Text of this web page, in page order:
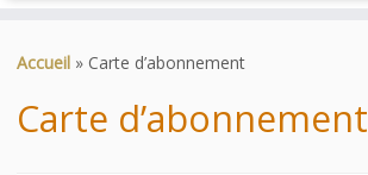
auAccueil » Carte d’abonnement
Carte d’abonnement